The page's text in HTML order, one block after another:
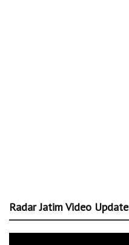
Radar Jatim Video Update